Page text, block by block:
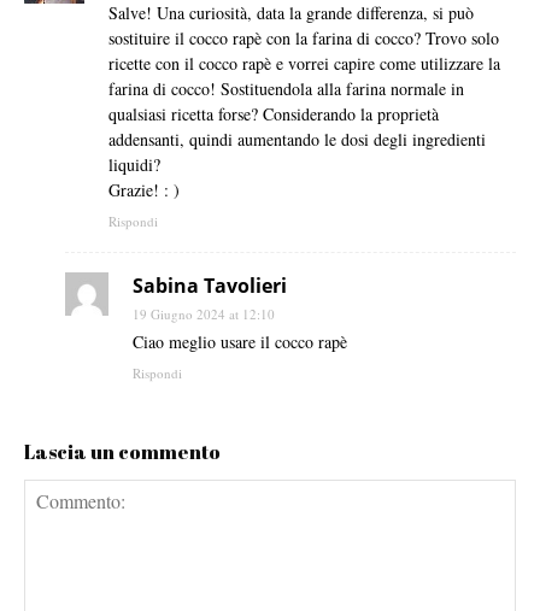
Salve! Una curiosità, data la grande differenza, si può
sostituire il cocco rapè con la farina di cocco? Trovo solo
ricette con il cocco rapè e vorrei capire come utilizzare la
farina di cocco! Sostituendola alla farina normale in
qualsiasi ricetta forse? Considerando la proprietà
addensanti, quindi aumentando le dosi degli ingredienti
liquidi?
Grazie! : )
Rispondi
Sabina Tavolieri
19 Giugno 2024 at 12:10
Ciao meglio usare il cocco rapè
Rispondi
Lascia un commento